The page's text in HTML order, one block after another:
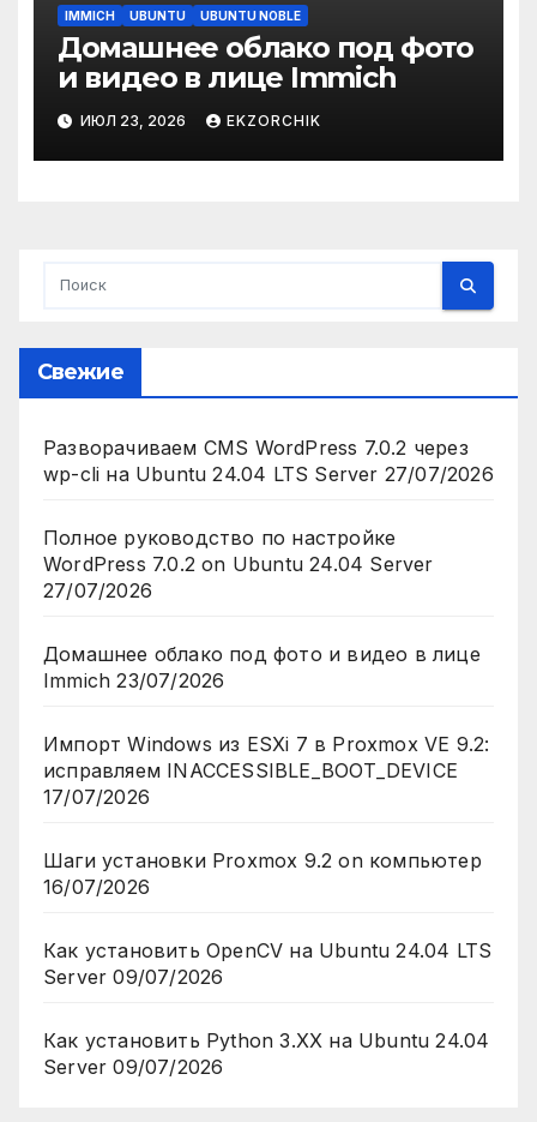
IMMICH UBUNTU UBUNTU NOBLE
Домашнее облако под фото
и видео в лице Immich
ИЮЛ 23, 2026 EKZORCHIK
Свежие
Разворачиваем CMS WordPress 7.0.2 через
wp-cli на Ubuntu 24.04 LTS Server 27/07/2026
Полное руководство по настройке
WordPress 7.0.2 on Ubuntu 24.04 Server
27/07/2026
Домашнее облако под фото и видео в лице
Immich 23/07/2026
Импорт Windows из ESXi 7 в Proxmox VE 9.2:
исправляем INACCESSIBLE_BOOT_DEVICE
17/07/2026
Шаги установки Proxmox 9.2 on компьютер
16/07/2026
Как установить OpenCV на Ubuntu 24.04 LTS
Server 09/07/2026
Как установить Python 3.XX на Ubuntu 24.04
Server 09/07/2026